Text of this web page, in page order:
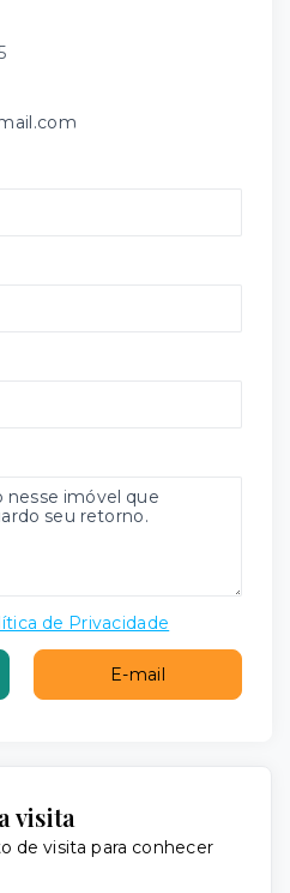
de Privacidade
E-mail
visita
de visita para conhecer